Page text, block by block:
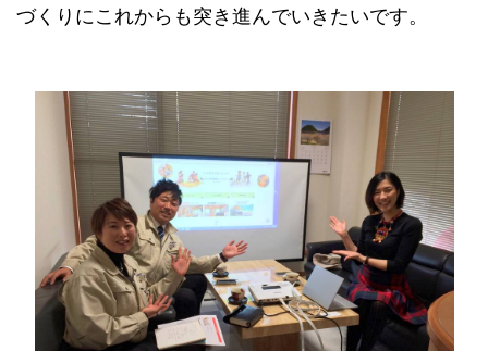
づくりにこれからも突き進んでいきたいです。